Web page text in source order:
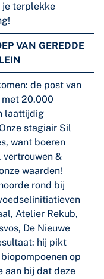
je terplekke
VAN GEREDDE
de post van
met 20.000
laattijdig
stagiair Sil
want boeren
vertrouwen &
waarden!
rond bij
Atelier Rekub,
De Nieuwe
hij pikt
op
aan bij dat deze